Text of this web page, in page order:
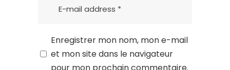
Enregistrer mon nom, mon e-mail
et mon site dans le navigateur
pour mon prochain commentaire.